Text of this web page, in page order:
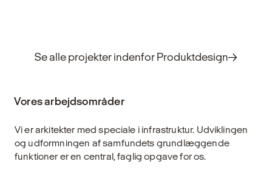
Se alle projekter indenfor Produktdesign
Vores arbejdsområder
Vi er arkitekter med speciale i infrastruktur. Udviklingen
og udformningen af samfundets grundlæggende
funktioner er en central, faglig opgave for os.